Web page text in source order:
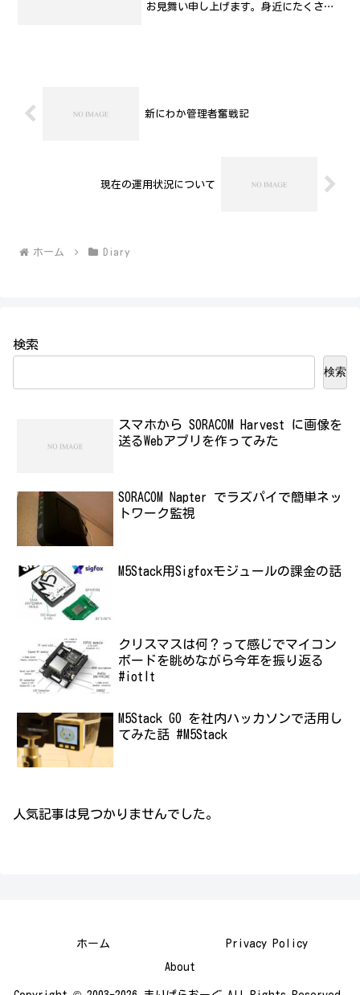
お見舞い申し上げます。身近にたくさん
新にわか管理者奮戦記
現在の運用状況について
ホーム Diary
検索
検索
スマホから SORACOM Harvest に画像を
送るWebアプリを作ってみた
SORACOM Napter でラズパイで簡単ネッ
トワーク監視
M5Stack用Sigfoxモジュールの課金の話
クリスマスは何？って感じでマイコン
ボードを眺めながら今年を振り返る
#iotlt
M5Stack GO を社内ハッカソンで活用し
てみた話 #M5Stack
人気記事は見つかりませんでした。
ホーム Privacy Policy
About